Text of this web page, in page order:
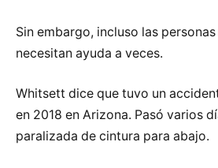
Sin embargo, incluso las
necesitan ayuda a veces.
Whitsett dice que tuvo un
en 2018 en Arizona. Pasó varios
paralizada de cintura para abajo.